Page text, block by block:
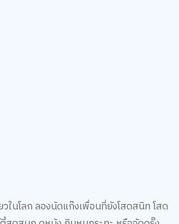
ดแสนสุขไปด้วยกัน รับรองว่าลืมคำว่า
นอน